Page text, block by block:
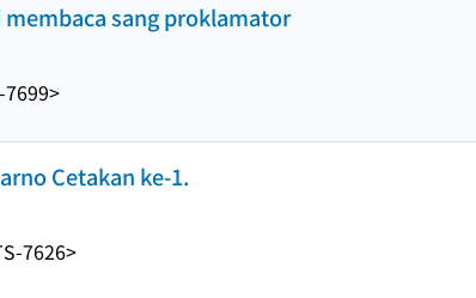
sang proklamator
7699>
Cetakan ke-1.
7626>